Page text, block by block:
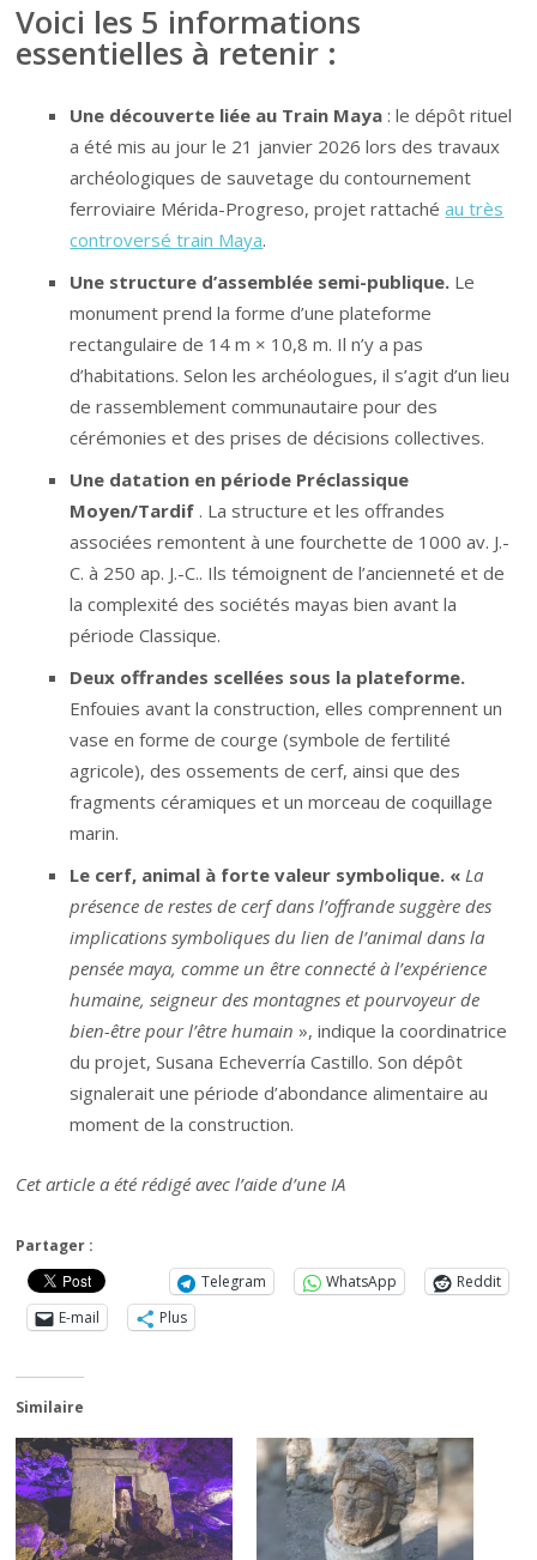
Voici les 5 informations
essentielles à retenir :
Une découverte liée au Train Maya : le dépôt rituel
a été mis au jour le 21 janvier 2026 lors des travaux
archéologiques de sauvetage du contournement
ferroviaire Mérida-Progreso, projet rattachéau très
controversé train Maya.
Une structure d’assemblée semi-publique. Le
monument prend la forme d’une plateforme
rectangulaire de 14 m × 10,8 m. Il n’y a pas
d’habitations. Selon les archéologues, il s’agit d’un lieu
de rassemblement communautaire pour des
cérémonies et des prises de décisions collectives.
Une datation en période Préclassique
Moyen/Tardif . La structure et les offrandes
associées remontent à une fourchette de 1000 av. J.-
C. à 250 ap. J.-C.. Ils témoignent de l’ancienneté et de
la complexité des sociétés mayas bien avant la
période Classique.
Deux offrandes scellées sous la plateforme.
Enfouies avant la construction, elles comprennent un
vase en forme de courge (symbole de fertilité
agricole), des ossements de cerf, ainsi que des
fragments céramiques et un morceau de coquillage
marin.
Le cerf, animal à forte valeur symbolique. « La
présence de restes de cerf dans l’offrande suggère des
implications symboliques du lien de l’animal dans la
pensée maya, comme un être connecté à l’expérience
humaine, seigneur des montagnes et pourvoyeur de
bien-être pour l’être humain », indique la coordinatrice
du projet, Susana Echeverría Castillo. Son dépôt
signalerait une période d’abondance alimentaire au
moment de la construction.
Cet article a été rédigé avec l’aide d’une IA
Partager :
Telegram
WhatsApp
Reddit
E-mail
Plus
Similaire